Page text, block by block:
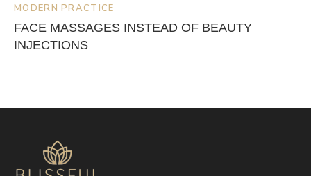
MODERN PRACTICE
FACE MASSAGES INSTEAD OF BEAUTY
INJECTIONS